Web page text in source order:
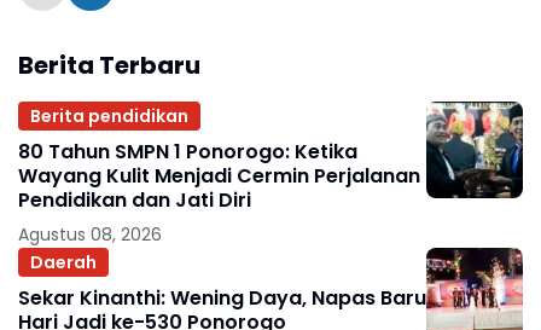
Berita Terbaru
Berita pendidikan
80 Tahun SMPN 1 Ponorogo: Ketika
Wayang Kulit Menjadi Cermin Perjalanan
Pendidikan dan Jati Diri
Agustus 08, 2026
Daerah
Sekar Kinanthi: Wening Daya, Napas Baru
Hari Jadi ke-530 Ponorogo